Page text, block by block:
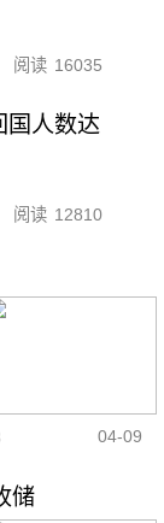
阅读 16035
国人数达
阅读 12810
04-09
储